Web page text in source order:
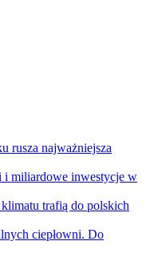
rusza najważniejsza
i miliardowe inwestycje w
trafią do polskich
ciepłowni. Do